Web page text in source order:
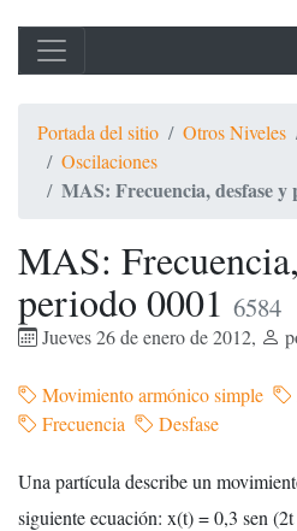
Portada del sitio Otros Niveles
Oscilaciones
MAS: Frecuencia, desfase y
MAS:
periodo 0001 6584
Jueves 26 de enero de 2012,
Movimiento armónico simple
Frecuencia
Desfase
Una partícula describe un
siguiente ecuación: x(t) = 0,3 sen